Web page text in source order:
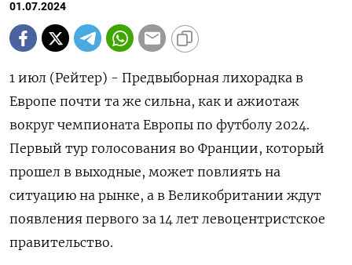
01.07.2024
1 июл (Рейтер) - Предвыборная лихорадка в
Европе почти та же сильна, как и ажиотаж
вокруг чемпионата Европы по футболу 2024.
Первый тур голосования во Франции, который
прошел в выходные, может повлиять на
ситуацию на рынке, а в Великобритании ждут
появления первого за 14 лет левоцентристское
правительство.